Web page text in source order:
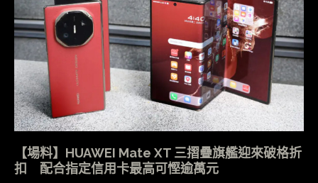
【場料】HUAWEI Mate XT 三摺疊旗艦迎來破格折
扣 配合指定信用卡最高可慳逾萬元